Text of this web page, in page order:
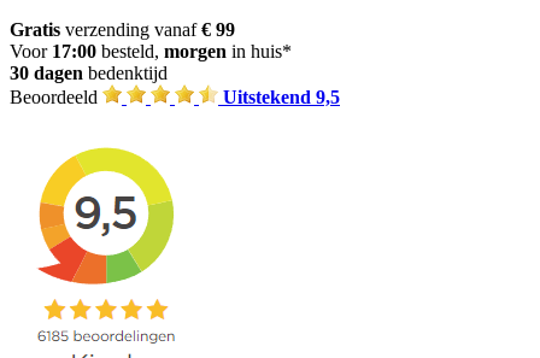
Gratis verzending vanaf€ 99
Voor 17:00 besteld, morgen in huis*
30 dagen bedenktijd
Beoordeeld
Uitstekend 9,5